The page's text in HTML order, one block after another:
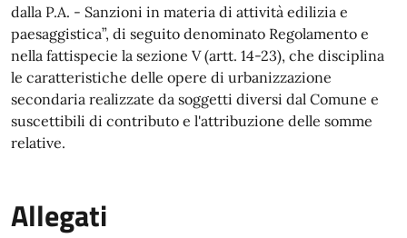
dalla P.A. - Sanzioni in materia di attività edilizia e
paesaggistica”, di seguito denominato Regolamento e
nella fattispecie la sezione V (artt. 14-23), che disciplina
le caratteristiche delle opere di urbanizzazione
secondaria realizzate da soggetti diversi dal Comune e
suscettibili di contributo e l'attribuzione delle somme
relative.
Allegati